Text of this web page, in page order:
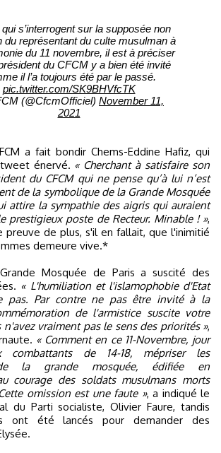
s’interrogent sur la supposée non
du représentant du culte musulman à
du 11 novembre, il est à préciser
du CFCM y a bien été invité
il l’a toujours été par le passé.
pic.twitter.com/SK9BHVfcTK
(@CfcmOfficiel) November 11,
2021
tweet énervé. « Cherchant à satisfaire son
du CFCM qui ne pense qu’à lui n’est
de la symbolique de la Grande Mosquée
attire la sympathie des aigris qui auraient
prestigieux poste de Recteur. Minable ! »,
preuve de plus, s'il en fallait, que l'inimitié
demeure vive.*
Mosquée de Paris a suscité des
« L'humiliation et l'islamophobie d'Etat
pas. Par contre ne pas être invité à la
de l'armistice suscite votre
vraiment pas le sens des priorités »,
« Comment en ce 11-Novembre, jour
combattants de 14-18, mépriser les
de la grande mosquée, édifiée en
courage des soldats musulmans morts
omission est une faute », a indiqué le
du Parti socialiste, Olivier Faure, tandis
ont été lancés pour demander des